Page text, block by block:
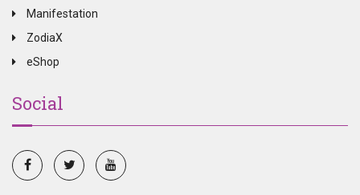
Manifestation
ZodiaX
eShop
Social